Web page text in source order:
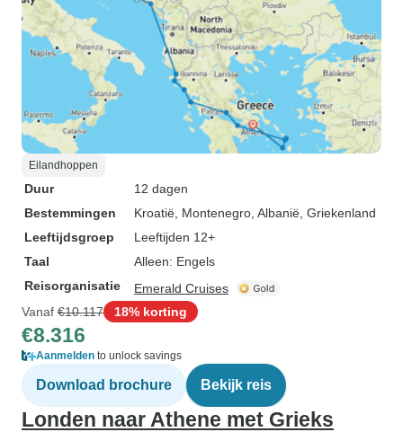
Eilandhoppen
Duur
12 dagen
Bestemmingen
Kroatië , Montenegro , Albanië , Griekenland
Leeftijdsgroep
Leeftijden 12+
Taal
Alleen: Engels
Reisorganisatie
Emerald Cruises
Vanaf €10.117 18% korting
€8.316
Aanmelden to unlock savings
Download brochure Bekijk reis
Londen naar Athene met Grieks